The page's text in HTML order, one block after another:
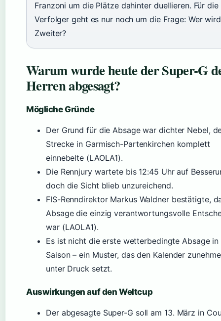
Franzoni um die Plätze dahinter duellieren. Für die
Verfolger geht es nur noch um die Frage: Wer wird
Zweiter?
Warum wurde heute der Super-G
Herren abgesagt?
Mögliche Gründe
Der Grund für die Absage war dichter Nebel,
Strecke in Garmisch-Partenkirchen komplett
einnebelte (LAOLA1).
Die Rennjury wartete bis 12:45 Uhr auf
doch die Sicht blieb unzureichend.
FIS-Renndirektor Markus Waldner bestätigte,
Absage die einzig verantwortungsvolle
war (LAOLA1).
Es ist nicht die erste wetterbedingte Absage in
Saison – ein Muster, das den Kalender
unter Druck setzt.
Auswirkungen auf den Weltcup
Der abgesagte Super-G soll am 13. März in